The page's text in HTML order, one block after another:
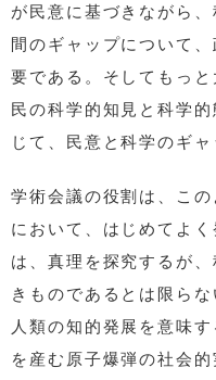
が民意に基づきながら
間のギャップについて
要である。そしてもっ
民の科学的知見と科学
じて、民意と科学のギ
学術会議の役割は、こ
において、はじめてよ
は、真理を探究するが
きものであるとは限ら
人類の知的発展を意味
を産む原子爆弾の社会